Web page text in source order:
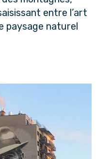
entre l’art
paysage naturel